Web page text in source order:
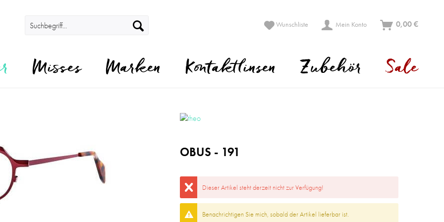
Wunschliste Mein Konto 0,00 €
Misses Marken Kontaktlinsen Zubehör Sale
OBUS - 191
Dieser Artikel steht derzeit nicht zur Verfügung!
Benachrichtigen Sie mich, sobald der Artikel lieferbar ist.